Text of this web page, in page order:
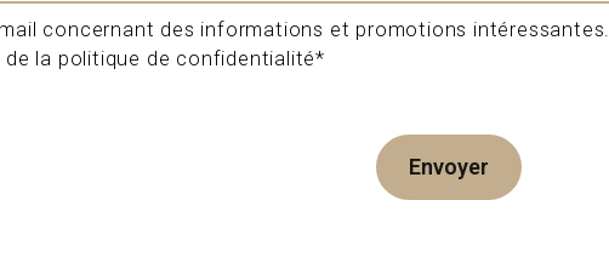
concernant des informations et promotions intéressantes.
la politique de confidentialité*
Envoyer